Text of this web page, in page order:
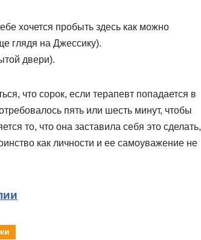
хочется пробыть здесь как можно
глядя на Джессику).
двери).
что сорок, если терапевт попадается в
пять или шесть минут, чтобы
то, что она заставила себя это сделать,
как личности и ее самоуважение не